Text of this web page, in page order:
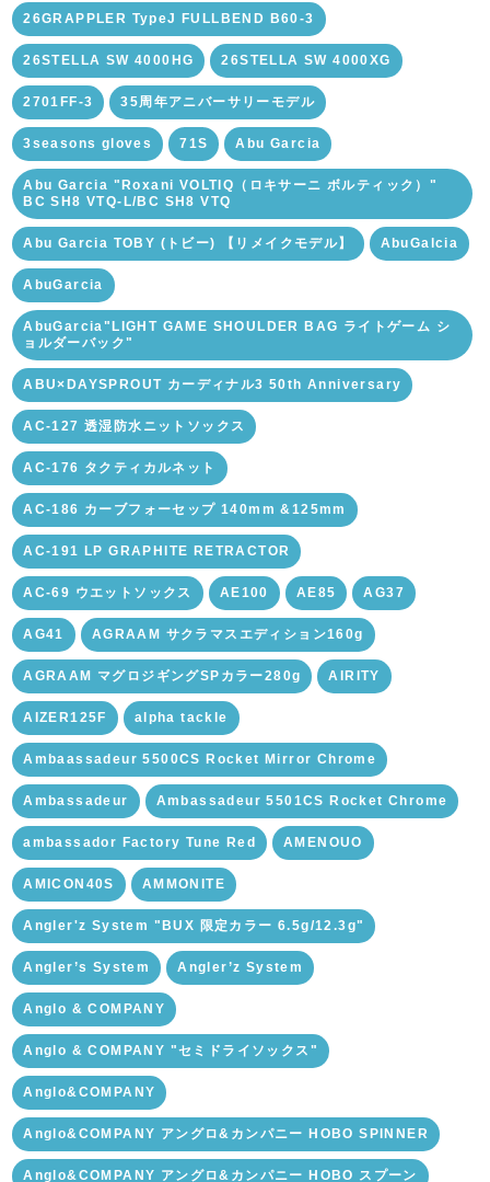
26GRAPPLER TypeJ FULLBEND B60-3
26STELLA SW 4000HG 26STELLA SW 4000XG
2701FF-3 35周年アニバーサリーモデル
3seasons gloves 71S Abu Garcia
Abu Garcia "Roxani VOLTIQ（ロキサーニ ボルティック）"
BC SH8 VTQ-L/BC SH8 VTQ
Abu Garcia TOBY (トビー) 【リメイクモデル】 AbuGalcia
AbuGarcia
AbuGarcia"LIGHT GAME SHOULDER BAG ライトゲーム シ
ョルダーバック"
ABU×DAYSPROUT カーディナル3 50th Anniversary
AC-127 透湿防水ニットソックス
AC-176 タクティカルネット
AC-186 カーブフォーセップ 140mm &125mm
AC-191 LP GRAPHITE RETRACTOR
AC-69 ウエットソックス AE100 AE85 AG37
AG41 AGRAAM サクラマスエディション160g
AGRAAM マグロジギングSPカラー280g AIRITY
AIZER125F alpha tackle
Ambaassadeur 5500CS Rocket Mirror Chrome
Ambassadeur Ambassadeur 5501CS Rocket Chrome
ambassador Factory Tune Red AMENOUO
AMICON40S AMMONITE
Angler'z System "BUX 限定カラー 6.5g/12.3g"
Angler’s System Angler’z System
Anglo & COMPANY
Anglo & COMPANY "セミドライソックス"
Anglo&COMPANY
Anglo&COMPANY アングロ&カンパニー HOBO SPINNER
Anglo&COMPANY アングロ&カンパニー HOBO スプーン